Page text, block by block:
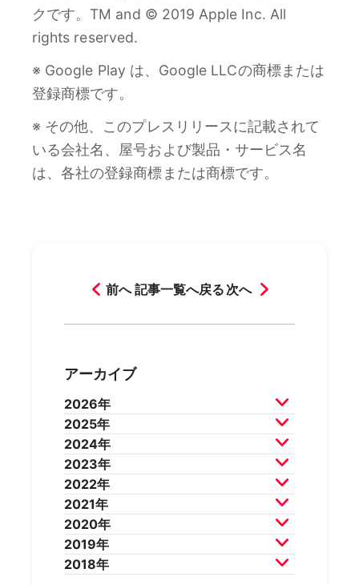
クです。TM and © 2019 Apple Inc. All
rights reserved.
※ Google Play は、Google LLCの商標または
登録商標です。
※ その他、このプレスリリースに記載されて
いる会社名、屋号および製品・サービス名
は、各社の登録商標または商標です。
前へ 記事一覧へ戻る 次へ
アーカイブ
2026年
2026年7月 2026年6月
2026年5月 2026年4月
2026年3月 2026年2月
2025年
2025年12月2025年11月
2025年10月2025年9月
2025年8月 2025年7月
2025年6月
2025年4月
2025年2月
2024年
2024年12月2024年11月
2024年10月2024年9月
2024年8月 2024年7月
2024年6月
2024年4月
2024年2月
2023年
2023年12月2023年11月
2023年10月2023年9月
2023年8月 2023年7月
2023年6月
2023年4月
2022年
2022年12月2022年11月
2022年10月2022年9月
2022年8月 2022年7月
2022年6月
2021年
2021年12月2021年11月
2021年10月2021年9月
2021年8月 2021年7月
2020年
2020年12月2020年11月
2020年10月2020年9月
2019年
2019年12月2019年11月
2018年